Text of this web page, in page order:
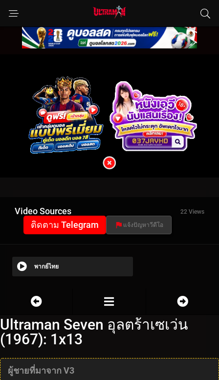
Video Sources 22 Views
ติดตาม Telegram แจ้งปัญหาวีดีโอ
พากย์ไทย
Ultraman Seven อุลตร้าเซเว่น
(1967): 1x13
ผู้ชายที่มาจาก V3